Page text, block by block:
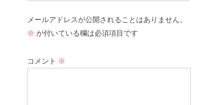
メールアドレスが公開されることはありません。
※ が付いている欄は必須項目です
コメント ※